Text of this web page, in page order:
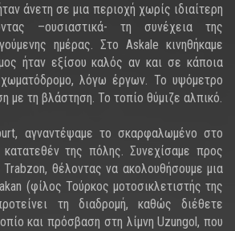
άνετη σε μια περιοχή χωρίς ιδιαίτερη
–ουσιαστικά- τη συνέχεια της
ημέρας. Στο Askale κινηθήκαμε
ήταν εξίσου καλός αν και σε κάποια
λόγω έργων. Το υψόμετρο
με τη βλάστηση. Το τοπίο θύμιζε αλπικό.
αγναντέψαμε το σκαρφαλωμένο στο
της πόλης. Συνεχίσαμε προς
θέλοντας να ακολουθήσουμε μια
(φίλος Τούρκος μοτοσικλετιστής της
τη διαδρομή, καθώς διέθετε
και πρόσβαση στη λίμνη Uzungol, που